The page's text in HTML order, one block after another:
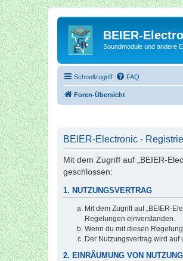
BEIER-
Soundmodule und andere
Schnellzugriff FAQ
Foren-Übersicht
BEIER-Electronic -
Mit dem Zugriff auf „BEIER-
geschlossen:
1. NUTZUNGSVERTRAG
Mit dem Zugriff auf „BEIER-
Regelungen einverstanden.
Wenn du mit diesen
Der Nutzungsvertrag wird
2. EINRÄUMUNG VON